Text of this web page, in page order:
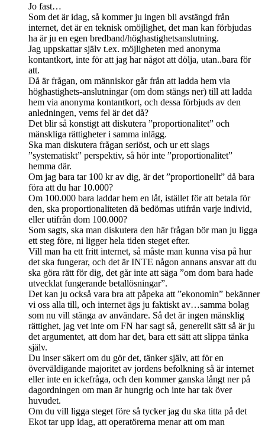
Jo fast…
Som det är idag, så kommer ju ingen bli avstängd från
internet, det är en teknisk omöjlighet, det man kan förbjudas
ha är ju en egen bredband/höghastighetsanslutning.
Jag uppskattar själv t.ex. möjligheten med anonyma
kontantkort, inte för att jag har något att dölja, utan..bara för
att.
Då är frågan, om människor går från att ladda hem via
höghastighets-anslutningar (om dom stängs ner) till att ladda
hem via anonyma kontantkort, och dessa förbjuds av den
anledningen, vems fel är det då?
Det blir så konstigt att diskutera ”proportionalitet” och
mänskliga rättigheter i samma inlägg.
Ska man diskutera frågan seriöst, och ur ett slags
”systematiskt” perspektiv, så hör inte ”proportionalitet”
hemma där.
Om jag bara tar 100 kr av dig, är det ”proportionellt” då bara
föra att du har 10.000?
Om 100.000 bara laddar hem en låt, istället för att betala för
den, ska proportionaliteten då bedömas utifrån varje individ,
eller utifrån dom 100.000?
Som sagts, ska man diskutera den här frågan bör man ju ligga
ett steg före, ni ligger hela tiden steget efter.
Vill man ha ett fritt internet, så måste man kunna visa på hur
det ska fungerar, och det är INTE någon annans ansvar att du
ska göra rätt för dig, det går inte att säga ”om dom bara hade
utvecklat fungerande betallösningar”.
Det kan ju också vara bra att påpeka att ”ekonomin” bekänner
vi oss alla till, och internet ägs ju faktiskt av…samma bolag
som nu vill stänga av användare. Så det är ingen mänsklig
rättighet, jag vet inte om FN har sagt så, generellt sätt så är ju
det argumentet, att dom har det, bara ett sätt att slippa tänka
själv.
Du inser säkert om du gör det, tänker själv, att för en
överväldigande majoritet av jordens befolkning så är internet
eller inte en ickefråga, och den kommer ganska långt ner på
dagordningen om man är hungrig och inte har tak över
huvudet.
Om du vill ligga steget före så tycker jag du ska titta på det
Ekot tar upp idag, att operatörerna menar att om man